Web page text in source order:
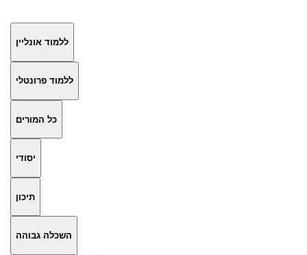
ללמוד אונליין
ללמוד פרונטלי
כל המורים
יסודי
תיכון
השכלה גבוהה